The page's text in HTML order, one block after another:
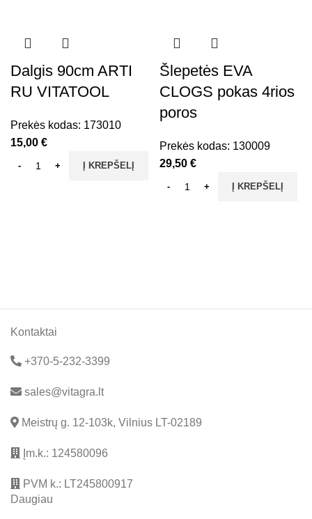
Dalgis 90cm ARTI
RU VITATOOL
Prekės kodas: 173010
15,00 €
Į KREPŠELĮ
Šlepetės EVA
CLOGS pokas 4rios
poros
Prekės kodas: 130009
29,50 €
Į KREPŠELĮ
Kontaktai
+370-5-232-3399
sales@vitagra.lt
Meistrų g. 12-103k, Vilnius LT-02189
Įm.k.: 124580096
PVM k.: LT245800917
Daugiau